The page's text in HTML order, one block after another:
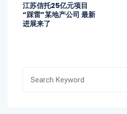
江苏信托25亿元项目
“踩雷”某地产公司 最新
进展来了